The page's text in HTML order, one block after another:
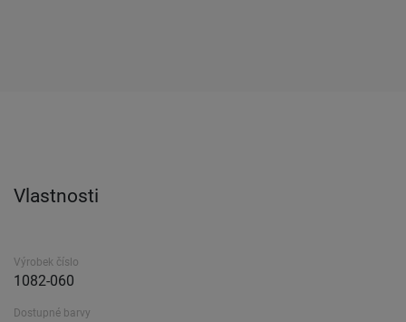
Vlastnosti
Výrobek číslo
1082-060
Dostupné barvy